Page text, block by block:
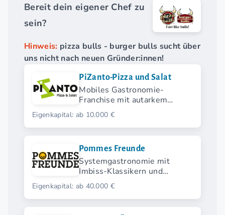
Bereit dein eigener Chef zu
sein?
Hinweis: pizza bulls - burger bulls sucht über
uns nicht nach neuen Gründer:innen!
PiZanto-Pizza und Salat
Mobiles Gastronomie-
Franchise mit autarkem
Verkaufsanhänger für Pizza
und Salat
Eigenkapital: ab 10.000 €
Pommes Freunde
Systemgastronomie mit
Imbiss-Klassikern und
modernen Streetfood-
Highlights.
Eigenkapital: ab 40.000 €